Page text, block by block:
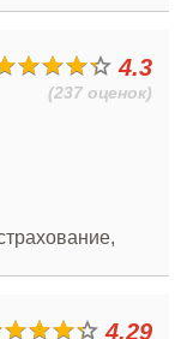
4.3
(237 оценок)
4.29